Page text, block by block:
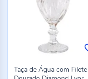
Taça de Água com Filete